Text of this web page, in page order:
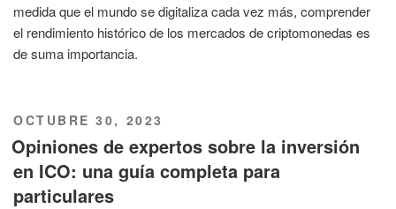
medida que el mundo se digitaliza cada vez más, comprender
el rendimiento histórico de los mercados de criptomonedas es
de suma importancia.
PUBLICADO
EL
OCTUBRE 30, 2023
Opiniones de expertos sobre la inversión
en ICO: una guía completa para
particulares